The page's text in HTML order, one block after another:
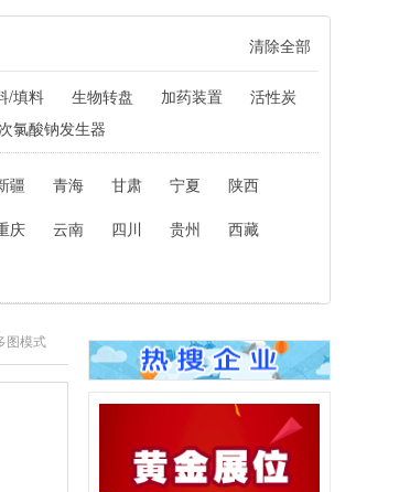
清除全部
/填料 生物转盘 加药装置
活性炭
次氯酸钠发生器
疆 青海 甘肃 宁夏
陕西
庆 云南 四川 贵州
西藏
图模式